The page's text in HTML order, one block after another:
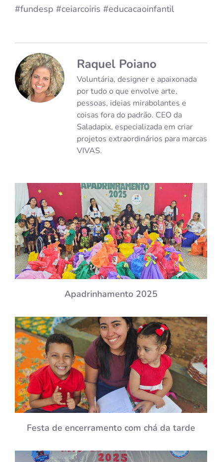
#fundesp #ceiarcoiris #educacaoinfantil
Raquel Poiano
Voluntária, designer e apaixonada
por tudo o que envolve arte,
pessoas, ideias mirabolantes e
coisas fora do padrão. CEO da
Saladapix, especializada em criar
projetos extraordinários para marcas
VIVAS.
Apadrinhamento 2025
Festa de encerramento com chá da tarde